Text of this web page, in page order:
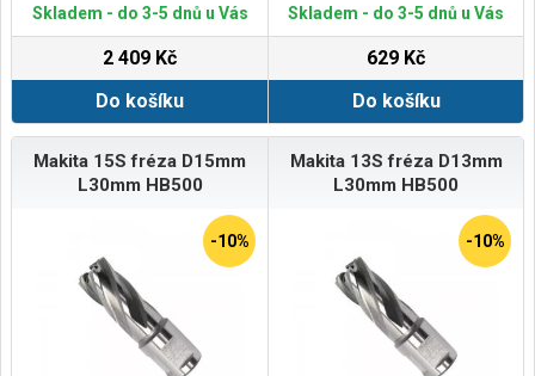
Skladem - do 3-5 dnů u Vás
2 409 Kč
Do košíku
Skladem - do 3-5 dnů u Vás
629 Kč
Do košíku
Makita 15S fréza D15mm
L30mm HB500
-10%
Makita 13S fréza D13mm
L30mm HB500
-10%